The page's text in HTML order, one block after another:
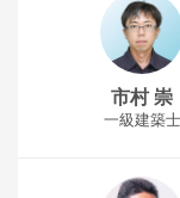
市村 崇
一級建築士